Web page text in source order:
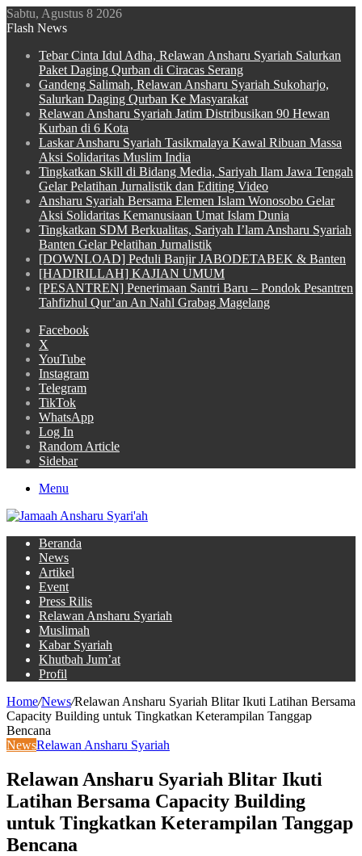
Sabtu, Agustus 8 2026
Flash News
Tebar Cinta Idul Adha, Relawan Ansharu Syariah Salurkan
Paket Daging Qurban di Ciracas Serang
Gandeng Salimah, Relawan Ansharu Syariah Sukoharjo,
Salurkan Daging Qurban Ke Masyarakat
Relawan Ansharu Syariah Jatim Distribusikan 90 Hewan
Kurban di 6 Kota
Laskar Ansharu Syariah Tasikmalaya Kawal Ribuan Massa
Aksi Solidaritas Muslim India
Tingkatkan Skill di Bidang Media, Sariyah Ilam Jawa Tengah
Gelar Pelatihan Jurnalistik dan Editing Video
Ansharu Syariah Bersama Elemen Islam Wonosobo Gelar
Aksi Solidaritas Kemanusiaan Umat Islam Dunia
Tingkatkan SDM Berkualitas, Sariyah I’lam Ansharu Syariah
Banten Gelar Pelatihan Jurnalistik
[DOWNLOAD] Peduli Banjir JABODETABEK & Banten
[HADIRILLAH] KAJIAN UMUM
[PESANTREN] Penerimaan Santri Baru – Pondok Pesantren
Tahfizhul Qur’an An Nahl Grabag Magelang
Facebook
X
YouTube
Instagram
Telegram
TikTok
WhatsApp
Log In
Random Article
Sidebar
Menu
Beranda
News
Artikel
Event
Press Rilis
Relawan Ansharu Syariah
Muslimah
Kabar Syariah
Khutbah Jum’at
Profil
Home/News/Relawan Ansharu Syariah Blitar Ikuti Latihan Bersama
Capacity Building untuk Tingkatkan Keterampilan Tanggap
Bencana
NewsRelawan Ansharu Syariah
Relawan Ansharu Syariah Blitar Ikuti
Latihan Bersama Capacity Building
untuk Tingkatkan Keterampilan Tanggap
Bencana